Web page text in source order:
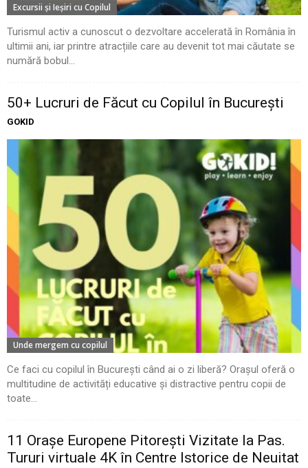
Excursii şi Ieşiri cu Copilul
Turismul activ a cunoscut o dezvoltare accelerată în România în
ultimii ani, iar printre atracțiile care au devenit tot mai căutate se
numără bobul...
50+ Lucruri de Făcut cu Copilul în București
GOKID
Unde mergem cu copilul
Ce faci cu copilul în București când ai o zi liberă? Orașul oferă o
multitudine de activități educative și distractive pentru copii de
toate...
11 Oraşe Europene Pitoreşti Vizitate la Pas.
Tururi virtuale 4K în Centre Istorice de Neuitat